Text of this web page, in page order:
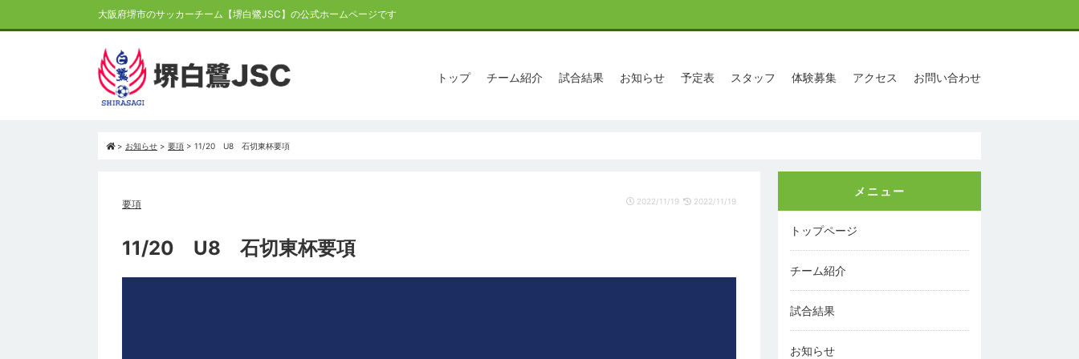
大阪府堺市のサッカーチーム【堺白鷺JSC】の公式ホームページです
トップ チーム紹介 試合結果 お知らせ 予定表 スタッフ 体験募集 アクセス お問い合わせ
> お知らせ > 要項 > 11/20 U8 石切東杯要項
要項 2022/11/19 2022/11/19
11/20 U8 石切東杯要項
メニュー
トップページ
チーム紹介
試合結果
お知らせ